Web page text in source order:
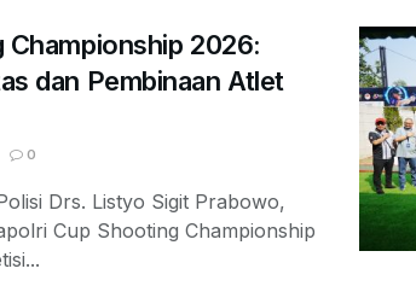
2026:
dan Pembinaan Atlet
0
Drs. Listyo Sigit Prabowo,
Cup Shooting Championship